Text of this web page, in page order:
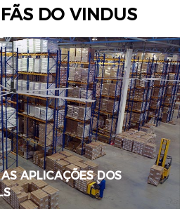
DO VINDUS
APLICAÇÕES DOS